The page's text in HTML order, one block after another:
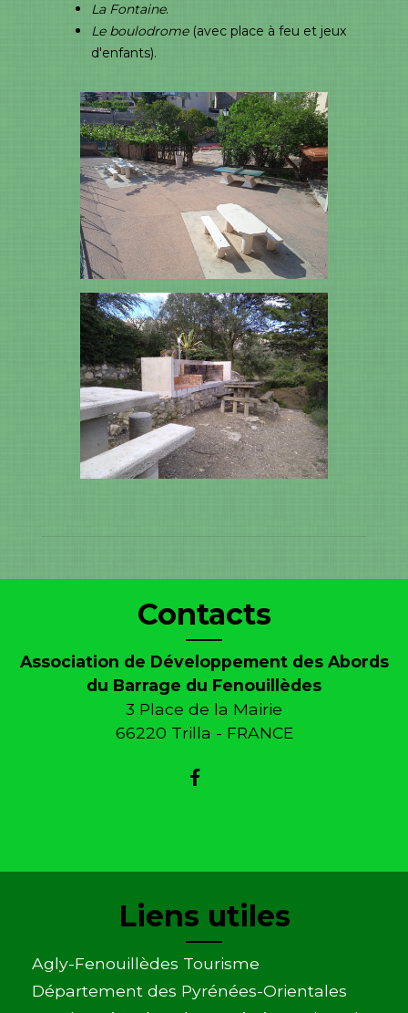
La Fontaine.
Le boulodrome(avec place à feu et jeux
d'enfants).
Contacts
Association de Développement des Abords
du Barrage du Fenouillèdes
3 Place de la Mairie
66220 Trilla - FRANCE
Liens utiles
Agly-Fenouillèdes Tourisme
Département des Pyrénées-Orientales